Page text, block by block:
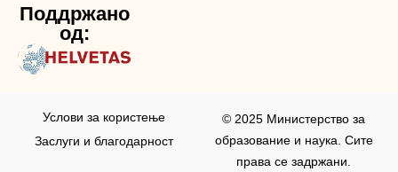
Поддржано
од:
© 2025 Министерство за
образование и наука. Сите
права се задржани.
Услови за користењe
Заслуги и благодарност